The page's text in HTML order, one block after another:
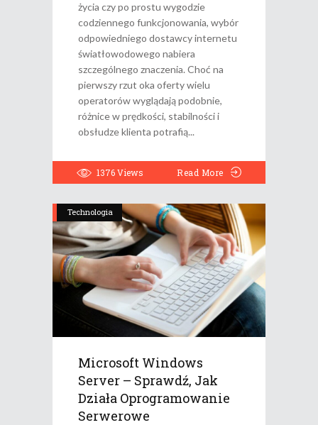
życia czy po prostu wygodzie
codziennego funkcjonowania, wybór
odpowiedniego dostawcy internetu
światłowodowego nabiera
szczególnego znaczenia. Choć na
pierwszy rzut oka oferty wielu
operatorów wyglądają podobnie,
różnice w prędkości, stabilności i
obsłudze klienta potrafią
1376Views Read More
Technologia
Microsoft Windows
Server – Sprawdź, Jak
Działa Oprogramowanie
Serwerowe